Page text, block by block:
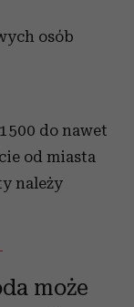
osób
do nawet
od miasta
należy
może